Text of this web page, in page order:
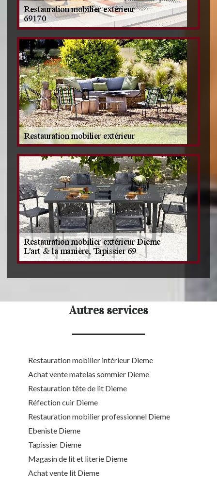
Autres services
Restauration mobilier intérieur Dieme
Achat vente matelas sommier Dieme
Restauration tête de lit Dieme
Réfection cuir Dieme
Restauration mobilier professionnel Dieme
Ebeniste Dieme
Tapissier Dieme
Magasin de lit et literie Dieme
Achat vente lit Dieme